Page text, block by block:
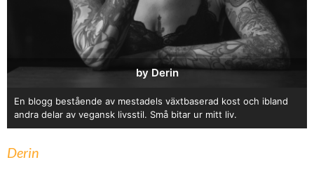
by Derin
En blogg bestående av mestadels växtbaserad kost och ibland
andra delar av vegansk livsstil. Små bitar ur mitt liv.
Derin